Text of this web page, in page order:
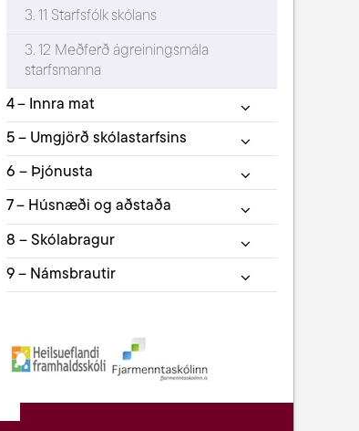
3. 11 Starfsfólk skólans
3. 12 Meðferð ágreiningsmála
starfsmanna
4 – Innra mat
5 – Umgjörð skólastarfsins
6 – Þjónusta
7 – Húsnæði og aðstaða
8 – Skólabragur
9 – Námsbrautir